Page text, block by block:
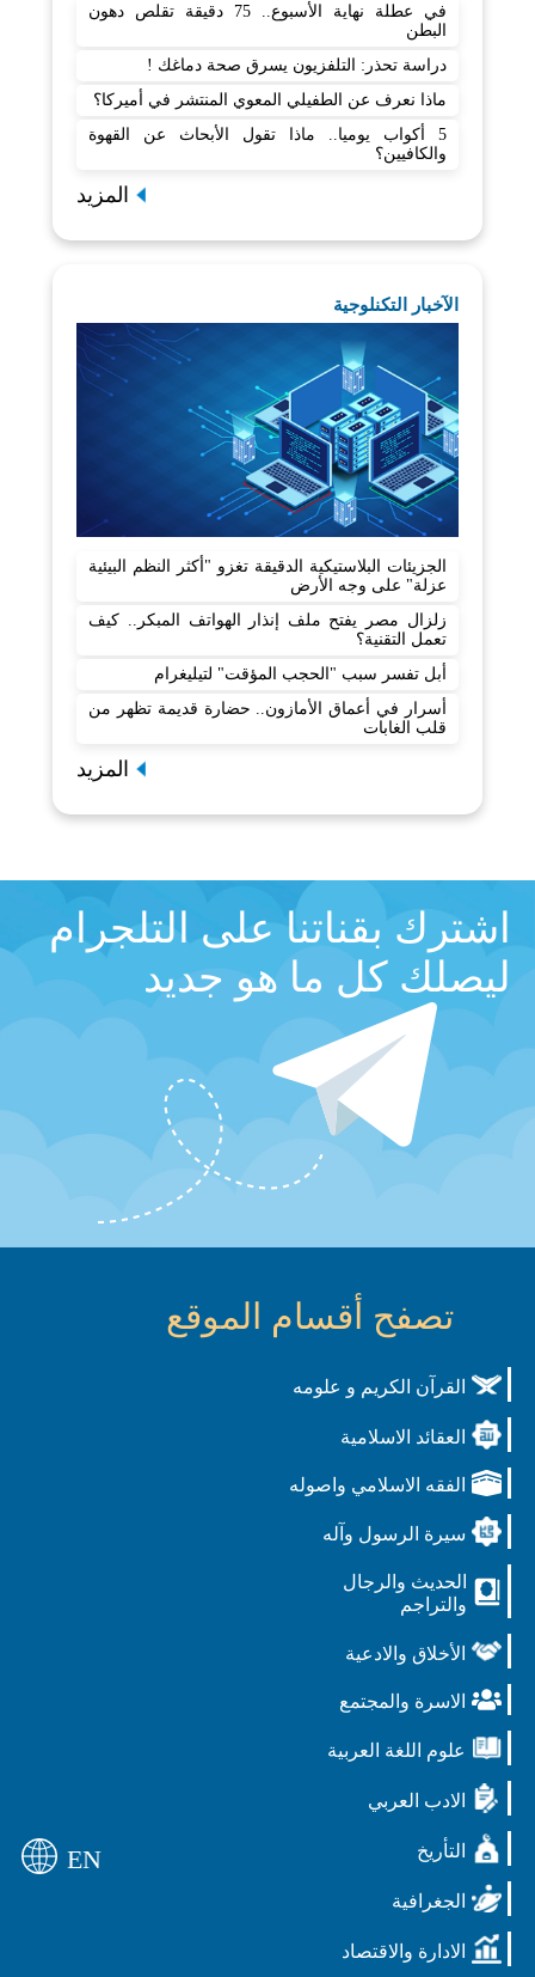
في عطلة نهاية الأسبوع.. 75 دقيقة تقلص دهون
البطن
دراسة تحذر: التلفزيون يسرق صحة دماغك !
ماذا نعرف عن الطفيلي المعوي المنتشر في أميركا؟
5 أكواب يوميا.. ماذا تقول الأبحاث عن القهوة
والكافيين؟
المزيد
الآخبار التكنلوجية
الجزيئات البلاستيكية الدقيقة تغزو "أكثر النظم البيئية
عزلة" على وجه الأرض
زلزال مصر يفتح ملف إنذار الهواتف المبكر.. كيف
تعمل التقنية؟
أبل تفسر سبب "الحجب المؤقت" لتيليغرام
أسرار في أعماق الأمازون.. حضارة قديمة تظهر من
قلب الغابات
المزيد
اشترك بقناتنا على التلجرام
ليصلك كل ما هو جديد
تصفح أقسام الموقع
القرآن الكريم و علومه
العقائد الاسلامية
الفقه الاسلامي واصوله
سيرة الرسول وآله
الحديث والرجال
والتراجم
الأخلاق والادعية
الاسرة والمجتمع
علوم اللغة العربية
الادب العربي
التأريخ
الجغرافية
الادارة والاقتصاد
EN